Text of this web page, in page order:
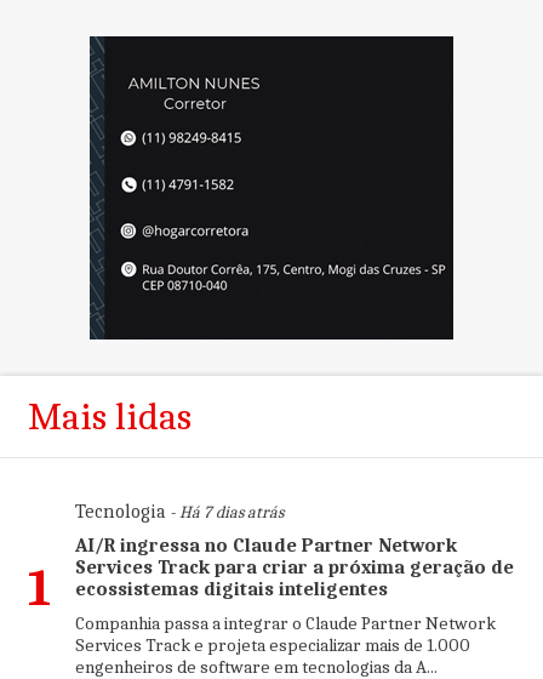
Mais lidas
1
Tecnologia- Há 7 dias atrás
AI/R ingressa no Claude Partner Network
Services Track para criar a próxima geração de
ecossistemas digitais inteligentes
Companhia passa a integrar o Claude Partner Network
Services Track e projeta especializar mais de 1.000
engenheiros de software em tecnologias da A...